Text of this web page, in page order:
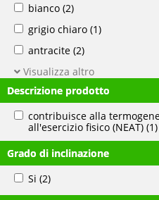
bianco (2)
grigio chiaro (1)
antracite (2)
Visualizza altro
Descrizione prodotto
contribuisce alla
all'esercizio fisico (NEAT) (1)
Grado di inclinazione
Si (2)